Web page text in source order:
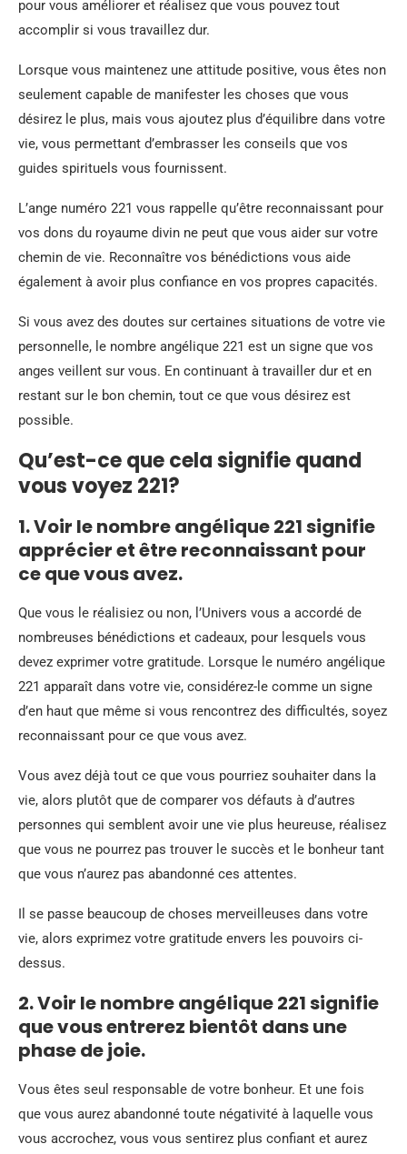
pour vous améliorer et réalisez que vous pouvez tout
accomplir si vous travaillez dur.
Lorsque vous maintenez une attitude positive, vous êtes non
seulement capable de manifester les choses que vous
désirez le plus, mais vous ajoutez plus d’équilibre dans votre
vie, vous permettant d’embrasser les conseils que vos
guides spirituels vous fournissent.
L’ange numéro 221 vous rappelle qu’être reconnaissant pour
vos dons du royaume divin ne peut que vous aider sur votre
chemin de vie. Reconnaître vos bénédictions vous aide
également à avoir plus confiance en vos propres capacités.
Si vous avez des doutes sur certaines situations de votre vie
personnelle, le nombre angélique 221 est un signe que vos
anges veillent sur vous. En continuant à travailler dur et en
restant sur le bon chemin, tout ce que vous désirez est
possible.
Qu’est-ce que cela signifie quand
vous voyez 221?
1. Voir le nombre angélique 221 signifie
apprécier et être reconnaissant pour
ce que vous avez.
Que vous le réalisiez ou non, l’Univers vous a accordé de
nombreuses bénédictions et cadeaux, pour lesquels vous
devez exprimer votre gratitude. Lorsque le numéro angélique
221 apparaît dans votre vie, considérez-le comme un signe
d’en haut que même si vous rencontrez des difficultés, soyez
reconnaissant pour ce que vous avez.
Vous avez déjà tout ce que vous pourriez souhaiter dans la
vie, alors plutôt que de comparer vos défauts à d’autres
personnes qui semblent avoir une vie plus heureuse, réalisez
que vous ne pourrez pas trouver le succès et le bonheur tant
que vous n’aurez pas abandonné ces attentes.
Il se passe beaucoup de choses merveilleuses dans votre
vie, alors exprimez votre gratitude envers les pouvoirs ci-
dessus.
2. Voir le nombre angélique 221 signifie
que vous entrerez bientôt dans une
phase de joie.
Vous êtes seul responsable de votre bonheur. Et une fois
que vous aurez abandonné toute négativité à laquelle vous
vous accrochez, vous vous sentirez plus confiant et aurez